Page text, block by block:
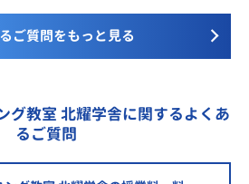
ご質問をもっと見る
グ教室 北耀学舎に関するよくあ
るご質問